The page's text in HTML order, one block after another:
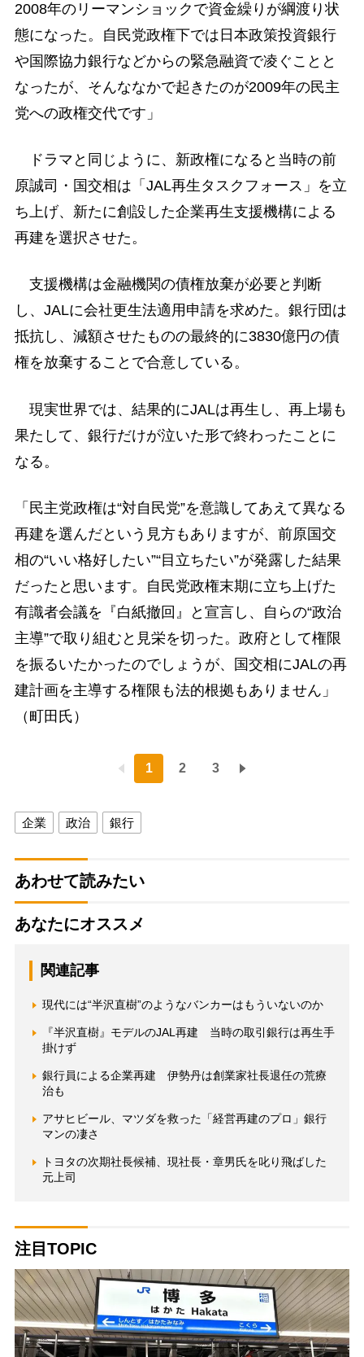
2008年のリーマンショックで資金繰りが綱渡り状
態になった。自民党政権下では日本政策投資銀行
や国際協力銀行などからの緊急融資で凌ぐことと
なったが、そんななかで起きたのが2009年の民主
党への政権交代です」
ドラマと同じように、新政権になると当時の前
原誠司・国交相は「JAL再生タスクフォース」を立
ち上げ、新たに創設した企業再生支援機構による
再建を選択させた。
支援機構は金融機関の債権放棄が必要と判断
し、JALに会社更生法適用申請を求めた。銀行団は
抵抗し、減額させたものの最終的に3830億円の債
権を放棄することで合意している。
現実世界では、結果的にJALは再生し、再上場も
果たして、銀行だけが泣いた形で終わったことに
なる。
「民主党政権は“対自民党”を意識してあえて異なる
再建を選んだという見方もありますが、前原国交
相の“いい格好したい”“目立ちたい”が発露した結果
だったと思います。自民党政権末期に立ち上げた
有識者会議を『白紙撤回』と宣言し、自らの“政治
主導”で取り組むと見栄を切った。政府として権限
を振るいたかったのでしょうが、国交相にJALの再
建計画を主導する権限も法的根拠もありません」
（町田氏）
1 2 3
企業 政治 銀行
あわせて読みたい
あなたにオススメ
関連記事
現代には“半沢直樹”のようなバンカーはもういないのか
『半沢直樹』モデルのJAL再建 当時の取引銀行は再生手
掛けず
銀行員による企業再建 伊勢丹は創業家社長退任の荒療
治も
アサヒビール、マツダを救った「経営再建のプロ」銀行
マンの凄さ
トヨタの次期社長候補、現社長・章男氏を叱り飛ばした
元上司
注目TOPIC